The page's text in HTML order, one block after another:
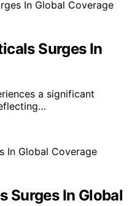
Surges In
a significant
Surges In Global